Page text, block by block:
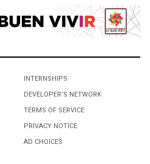
INTERNSHIPS
DEVELOPER'S NETWORK
TERMS OF SERVICE
PRIVACY NOTICE
AD CHOICES